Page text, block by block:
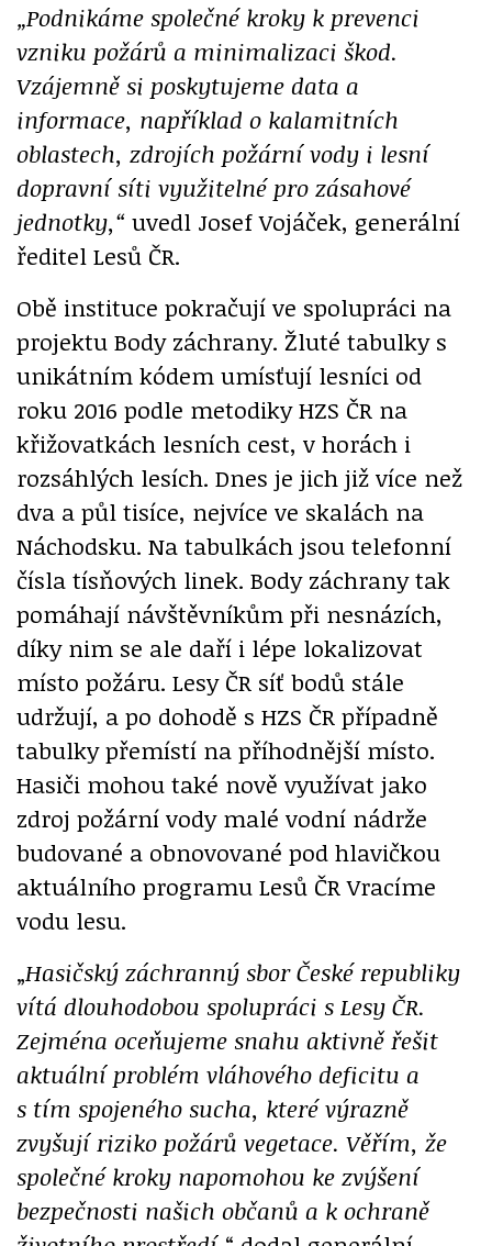
„Podnikáme společné kroky k prevenci
vzniku požárů a minimalizaci škod.
Vzájemně si poskytujeme data a
informace, například o kalamitních
oblastech, zdrojích požární vody i lesní
dopravní síti využitelné pro zásahové
jednotky,“ uvedl Josef Vojáček, generální
ředitel Lesů ČR.
Obě instituce pokračují ve spolupráci na
projektu Body záchrany. Žluté tabulky s
unikátním kódem umísťují lesníci od
roku 2016 podle metodiky HZS ČR na
křižovatkách lesních cest, v horách i
rozsáhlých lesích. Dnes je jich již více než
dva a půl tisíce, nejvíce ve skalách na
Náchodsku. Na tabulkách jsou telefonní
čísla tísňových linek. Body záchrany tak
pomáhají návštěvníkům při nesnázích,
díky nim se ale daří i lépe lokalizovat
místo požáru. Lesy ČR síť bodů stále
udržují, a po dohodě s HZS ČR případně
tabulky přemístí na příhodnější místo.
Hasiči mohou také nově využívat jako
zdroj požární vody malé vodní nádrže
budované a obnovované pod hlavičkou
aktuálního programu Lesů ČR Vracíme
vodu lesu.
„Hasičský záchranný sbor České republiky
vítá dlouhodobou spolupráci s Lesy ČR.
Zejména oceňujeme snahu aktivně řešit
aktuální problém vláhového deficitu a
s tím spojeného sucha, které výrazně
zvyšují riziko požárů vegetace. Věřím, že
společné kroky napomohou ke zvýšení
bezpečnosti našich občanů a k ochraně